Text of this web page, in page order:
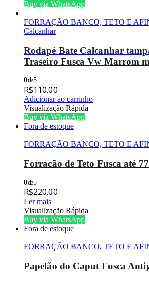
Buy via WhatsApp
FORRAÇÃO BANCO, TETO E
Calcanhar
Rodapé Bate Calcanhar
Traseiro Fusca Vw Marrom
0de 5
R$110.00
Adicionar ao carrinho
Visualização Rápida
Buy via WhatsApp
Fora de estoque
FORRAÇÃO BANCO, TETO E
Forracão de Teto Fusca até
0de 5
R$220.00
Ler mais
Visualização Rápida
Buy via WhatsApp
Fora de estoque
FORRAÇÃO BANCO, TETO E
Papelão do Caput Fusca